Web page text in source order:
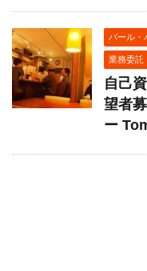
バール・
業務委託
自己
望者
ー